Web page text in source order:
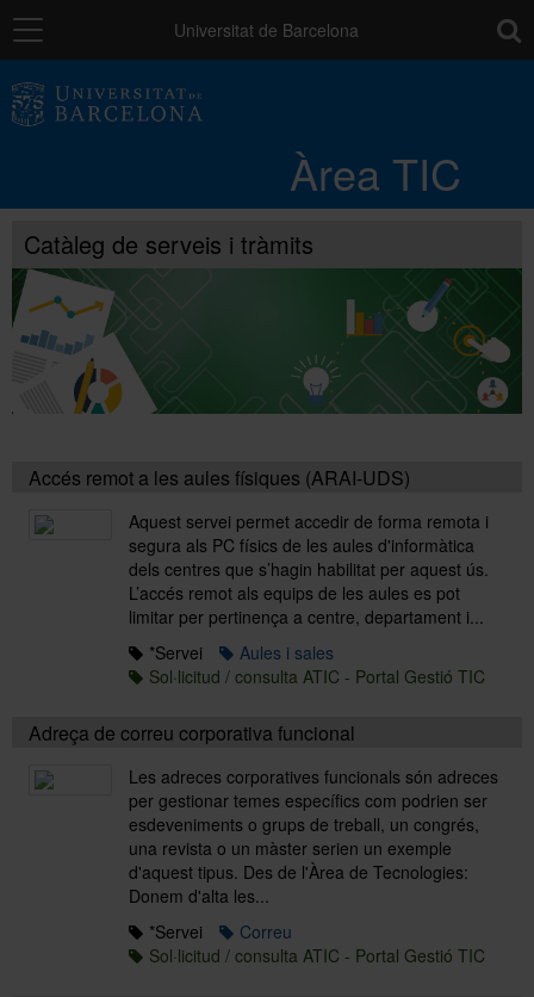
Navegació Universitat de Barcelona
Àrea TIC
Entorn de treball
Núvol UB
Catàleg de serveis i tràmits
Suport a la Docència
PAU: necessites ajuda?
Sobre l'Àrea TIC
Directori
Catàleg de serveis i tràmits
Accés remot a les aules físiques (ARAI-UDS)
Aquest servei permet accedir de forma remota i
segura als PC físics de les aules d'informàtica
dels centres que s’hagin habilitat per aquest ús.
L’accés remot als equips de les aules es pot
limitar per pertinença a centre, departament i...
*Servei
Aules i sales
Sol·licitud / consulta ATIC - Portal Gestió TIC
Adreça de correu corporativa funcional
Les adreces corporatives funcionals són adreces
per gestionar temes específics com podrien ser
esdeveniments o grups de treball, un congrés,
una revista o un màster serien un exemple
d'aquest tipus. Des de l'Àrea de Tecnologies:
Donem d'alta les...
*Servei
Correu
Sol·licitud / consulta ATIC - Portal Gestió TIC